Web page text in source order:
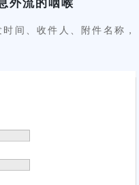
外流的咽喉
间、收件人、附件名称，